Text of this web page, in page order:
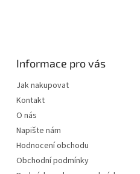
Informace pro vás
Jak nakupovat
Kontakt
O nás
Napište nám
Hodnocení obchodu
Obchodní podmínky